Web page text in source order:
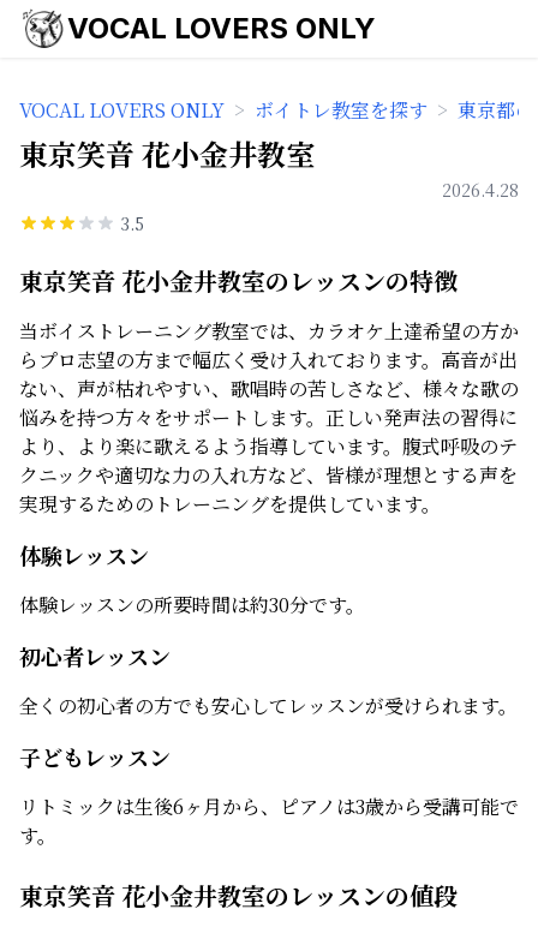
VOCAL LOVERS ONLY
VOCAL LOVERS ONLY > ボイトレ教室を探す > 東京都
東京笑音 花小金井教室
2026.4.28
3.5
東京笑音 花小金井教室のレッスンの特徴
当ボイストレーニング教室では、カラオケ上達希望の方か
らプロ志望の方まで幅広く受け入れております。高音が出
ない、声が枯れやすい、歌唱時の苦しさなど、様々な歌の
悩みを持つ方々をサポートします。正しい発声法の習得に
より、より楽に歌えるよう指導しています。腹式呼吸のテ
クニックや適切な力の入れ方など、皆様が理想とする声を
実現するためのトレーニングを提供しています。
体験レッスン
体験レッスンの所要時間は約30分です。
初心者レッスン
全くの初心者の方でも安心してレッスンが受けられます。
子どもレッスン
リトミックは生後6ヶ月から、ピアノは3歳から受講可能で
す。
東京笑音 花小金井教室のレッスンの値段